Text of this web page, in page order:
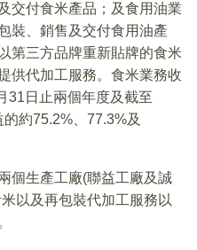
交付食米產品；及食用油業
裝、銷售及交付食用油產
第三方品牌重新貼牌的食米
供代加工服務。食米業務收
31日止兩個年度及截至
約75.2%、77.3%及
個生產工廠(聯益工廠及誠
以及再包裝代加工服務以